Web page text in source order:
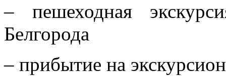
– пешеходная
Белгорода
– прибытие на